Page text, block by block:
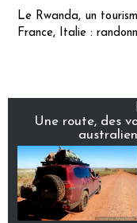
Le Rwanda, un
France, Italie :
Une route, des